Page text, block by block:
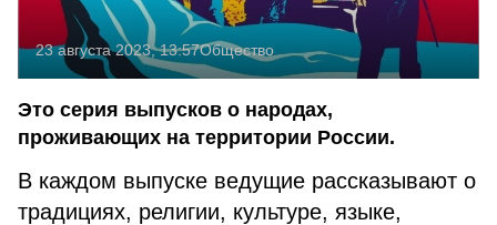
23 августа 2023, 13:57Общество
Это серия выпусков о народах,
проживающих на территории России.
В каждом выпуске ведущие рассказывают о
традициях, религии, культуре, языке,